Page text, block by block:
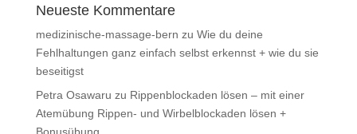
Neueste Kommentare
medizinische-massage-bern zu Wie du deine
Fehlhaltungen ganz einfach selbst erkennst + wie du sie
beseitigst
Petra Osawaru zu Rippenblockaden lösen – mit einer
Atemübung Rippen- und Wirbelblockaden lösen +
Bonusübung